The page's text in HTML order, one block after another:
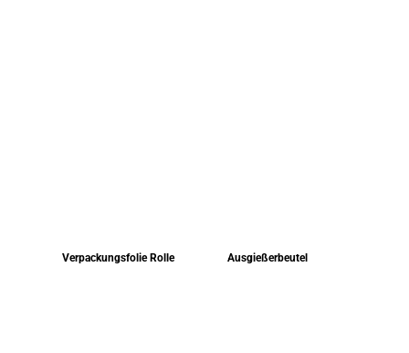
Verpackungsfolie Rolle Ausgießerbeutel